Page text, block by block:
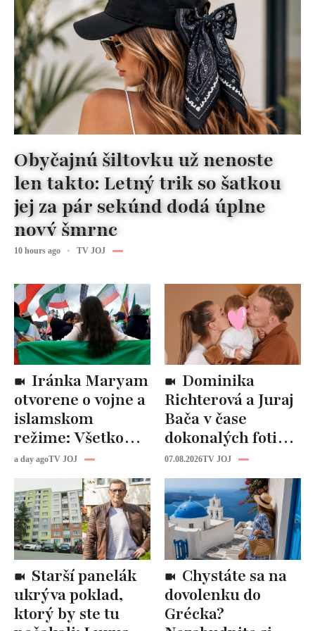
Obyčajnú šiltovku už nenoste
len takto: Letný trik so šatkou
jej za pár sekúnd dodá úplne
nový šmrnc
10 hours ago TV JOJ
otvorene o vojne a
islamskom
režime: Všetko
tam riadi
propaganda, ľudí
zabíjajú na
uliciach
a day agoTV JOJ
Richterová a Juraj
Bača v čase
dokonalých fotiek
pripomínajú
dôležitú vec:
Slováci ich za to
milujú!
07.08.2026TV JOJ
ukrýva poklad,
ktorý by ste tu
dovolenku do
Grécka?